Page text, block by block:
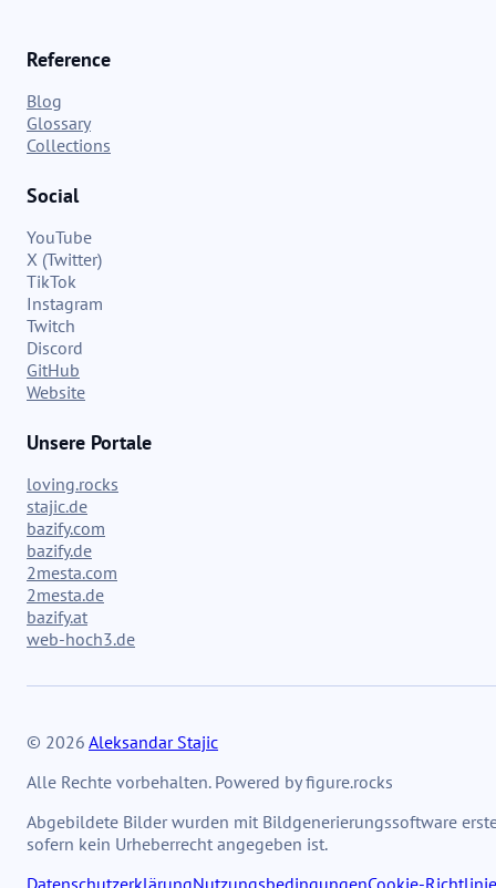
Reference
Blog
Glossary
Collections
Social
YouTube
X (Twitter)
TikTok
Instagram
Twitch
Discord
GitHub
Website
Unsere Portale
loving.rocks
stajic.de
bazify.com
bazify.de
2mesta.com
2mesta.de
bazify.at
web-hoch3.de
© 2026 Aleksandar Stajic
Alle Rechte vorbehalten. Powered by figure.rocks
Abgebildete Bilder wurden mit Bildgenerierungssoftware
sofern kein Urheberrecht angegeben ist.
DatenschutzerklärungNutzungsbedingungenCookie-Richtlinie